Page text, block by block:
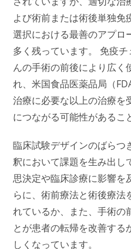
よび術前または術後単独
選択における最善のアプロ
多く残っています。 免疫
んの手術の前後により広く
れ、米国食品医薬品局（
治療に必要な以上の治療を
につながる可能性があるこ
臨床試験デザインのばらつ
釈において課題を生み出し
思決定や臨床診療に影響を
らに、術前療法と術後療
れているか、また、手術の
とが患者の転帰を改善す
しくなっています。